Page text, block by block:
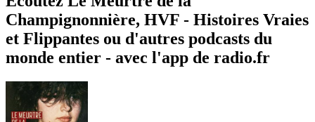
Champignonnière, HVF - Histoires Vraies
et Flippantes ou d'autres podcasts du
monde entier - avec l'app de radio.fr